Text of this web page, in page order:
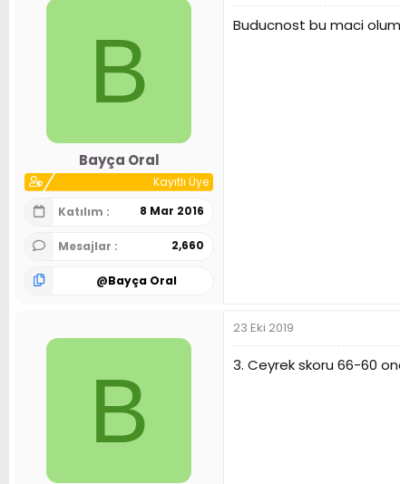
B
Bayça Oral
Kayıtlı Üye
Katılım
8 Mar 2016
Mesajlar 2,660
@Bayça Oral
Buducnost bu maci
B
23 Eki 2019
3. Ceyrek skoru 66-60